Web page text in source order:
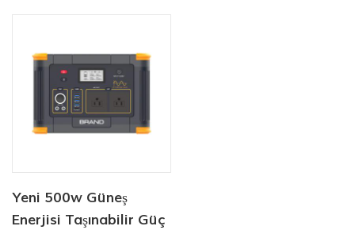
Yeni 500w Güneş
Enerjisi Taşınabilir Güç